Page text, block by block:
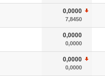
0,0000
7,8450
0,0000
0,0000
0,0000
0,0000